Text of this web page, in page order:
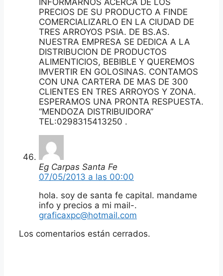
PRECIOS DE SU PRODUCTO A FINDE
COMERCIALIZARLO EN LA CIUDAD DE
TRES ARROYOS PSIA. DE BS.AS.
NUESTRA EMPRESA SE DEDICA A LA
DISTRIBUCION DE PRODUCTOS
ALIMENTICIOS, BEBIBLE Y QUEREMOS
IMVERTIR EN GOLOSINAS. CONTAMOS
CON UNA CARTERA DE MAS DE 300
CLIENTES EN TRES ARROYOS Y ZONA.
ESPERAMOS UNA PRONTA RESPUESTA.
“MENDOZA DISTRIBUIDORA”
TEL:0298315413250 .
Eg Carpas Santa Fe
07/05/2013 a las 00:00
hola. soy de santa fe capital. mandame
info y precios a mi mail-.
graficaxpc@hotmail.com
Los comentarios están cerrados.